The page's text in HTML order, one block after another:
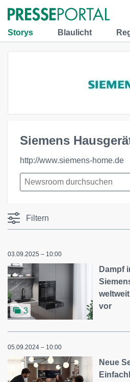
Storys Blaulicht
Siemens
http://www.siemens-home.de
Filtern
03.09.2025 – 10:00
3
Dampf
vor
05.09.2024 – 10:00
Neue